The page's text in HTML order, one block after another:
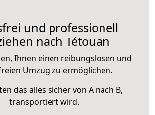
und professionell
nach Tétouan
Ihnen einen reibungslosen und
Umzug zu ermöglichen.
das alles sicher von A nach B,
transportiert wird.